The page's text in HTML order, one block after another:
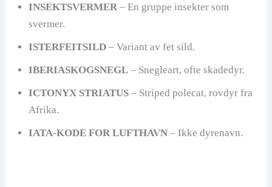
INSEKTSVERMER– En gruppe insekter som
svermer.
ISTERFEITSILD– Variant av fet sild.
IBERIASKOGSNEGL– Snegleart, ofte skadedyr.
ICTONYX STRIATUS– Striped polecat, rovdyr fra
Afrika.
IATA-KODE FOR LUFTHAVN– Ikke dyrenavn.